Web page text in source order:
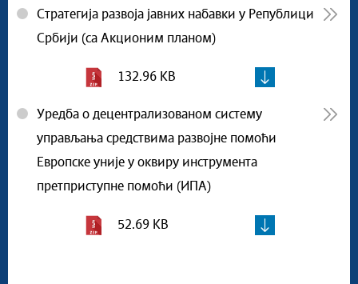
Стратегија развоја јавних набавки у Републици
Србији (са Акционим планом)
132.96 KB
Уредба о децентрализованом систему
управљања средствима развојне помоћи
Европске уније у оквиру инструмента
претприступне помоћи (ИПА)
52.69 KB